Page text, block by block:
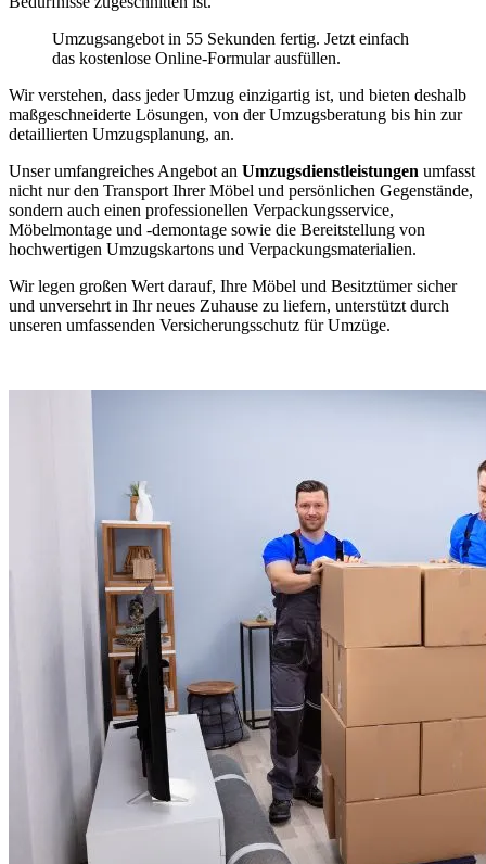
Umzugsangebot in 55 Sekunden fertig. Jetzt einfach
das kostenlose Online-Formular ausfüllen.
Wir verstehen, dass jeder Umzug einzigartig ist, und bieten deshalb
maßgeschneiderte Lösungen, von der Umzugsberatung bis hin zur
detaillierten Umzugsplanung, an.
Unser umfangreiches Angebot an Umzugsdienstleistungen umfasst
nicht nur den Transport Ihrer Möbel und persönlichen Gegenstände,
sondern auch einen professionellen Verpackungsservice,
Möbelmontage und -demontage sowie die Bereitstellung von
hochwertigen Umzugskartons und Verpackungsmaterialien.
Wir legen großen Wert darauf, Ihre Möbel und Besitztümer sicher
und unversehrt in Ihr neues Zuhause zu liefern, unterstützt durch
unseren umfassenden Versicherungsschutz für Umzüge.